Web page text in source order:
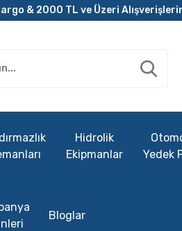
& 2000 TL ve Üzeri
Hidrolik
Ekipmanlar
Yedek
Bloglar